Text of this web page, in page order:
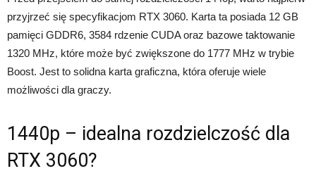
przyjrzeć się specyfikacjom RTX 3060. Karta ta posiada 12 GB
pamięci GDDR6, 3584 rdzenie CUDA oraz bazowe taktowanie
1320 MHz, które może być zwiększone do 1777 MHz w trybie
Boost. Jest to solidna karta graficzna, która oferuje wiele
możliwości dla graczy.
1440p – idealna rozdzielczość dla
RTX 3060?